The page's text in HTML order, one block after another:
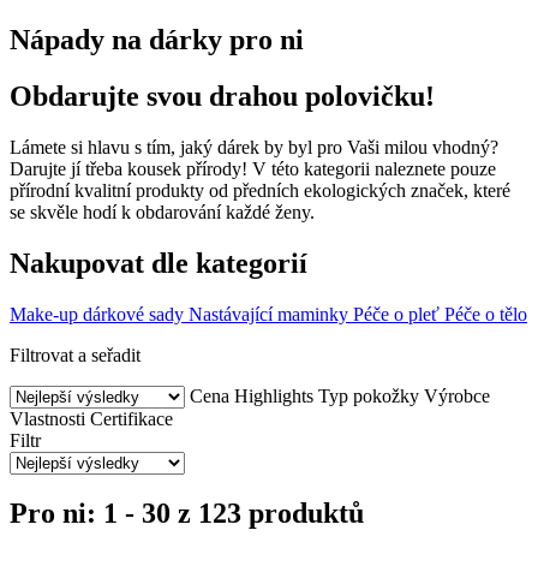
Nápady na dárky pro ni
Obdarujte svou drahou polovičku!
Lámete si hlavu s tím, jaký dárek by byl pro Vaši milou vhodný?
Darujte jí třeba kousek přírody! V této kategorii naleznete pouze
přírodní kvalitní produkty od předních ekologických značek, které
se skvěle hodí k obdarování každé ženy.
Nakupovat dle kategorií
Make-up dárkové sady Nastávající maminky Péče o pleť Péče o tělo
Filtrovat a seřadit
Cena Highlights Typ pokožky Výrobce
Vlastnosti Certifikace
Filtr
Pro ni: 1 - 30 z 123 produktů